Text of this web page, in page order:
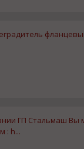
ГП Стальмаш Вы
: h...